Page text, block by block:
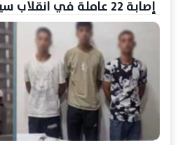
إصابة 22 عاملة في انقلاب سيارة ربع نقل بالشرقية